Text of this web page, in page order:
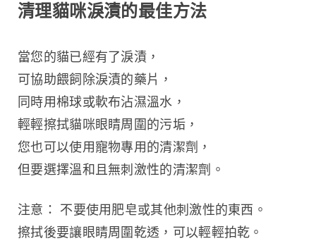
清理貓咪淚漬的最佳方法
當您的貓已經有了淚漬，
可協助餵飼除淚漬的藥片，
同時用棉球或軟布沾濕溫水，
輕輕擦拭貓咪眼睛周圍的污垢，
您也可以使用寵物專用的清潔劑，
但要選擇溫和且無刺激性的清潔劑。
注意： 不要使用肥皂或其他刺激性的東西。
擦拭後要讓眼睛周圍乾透，可以輕輕拍乾。